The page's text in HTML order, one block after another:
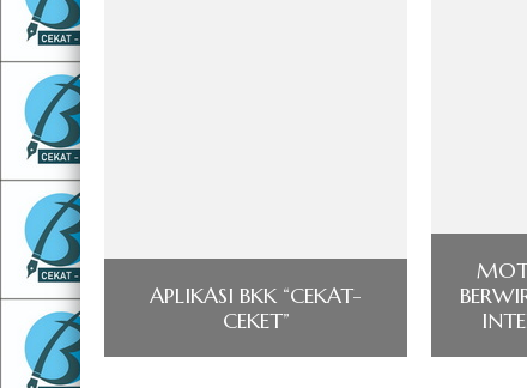
APLIKASI BKK “CEKAT-
CEKET”